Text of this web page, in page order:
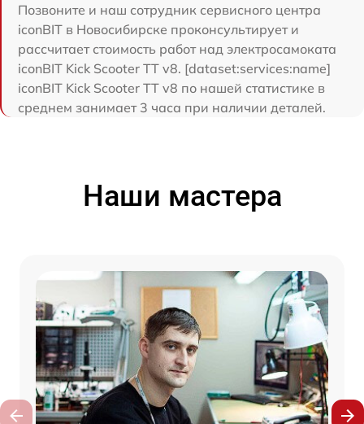
Позвоните и наш сотрудник сервисного центра
iconBIT в Новосибирске проконсультирует и
рассчитает стоимость работ над электросамоката
iconBIT Kick Scooter TT v8. [dataset:services:name]
iconBIT Kick Scooter TT v8 по нашей статистике в
среднем занимает 3 часа при наличии деталей.
Наши мастера